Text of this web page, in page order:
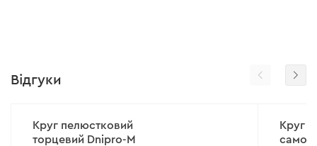
Відгуки
Круг пелюстковий
торцевий Dnipro-M
Круг